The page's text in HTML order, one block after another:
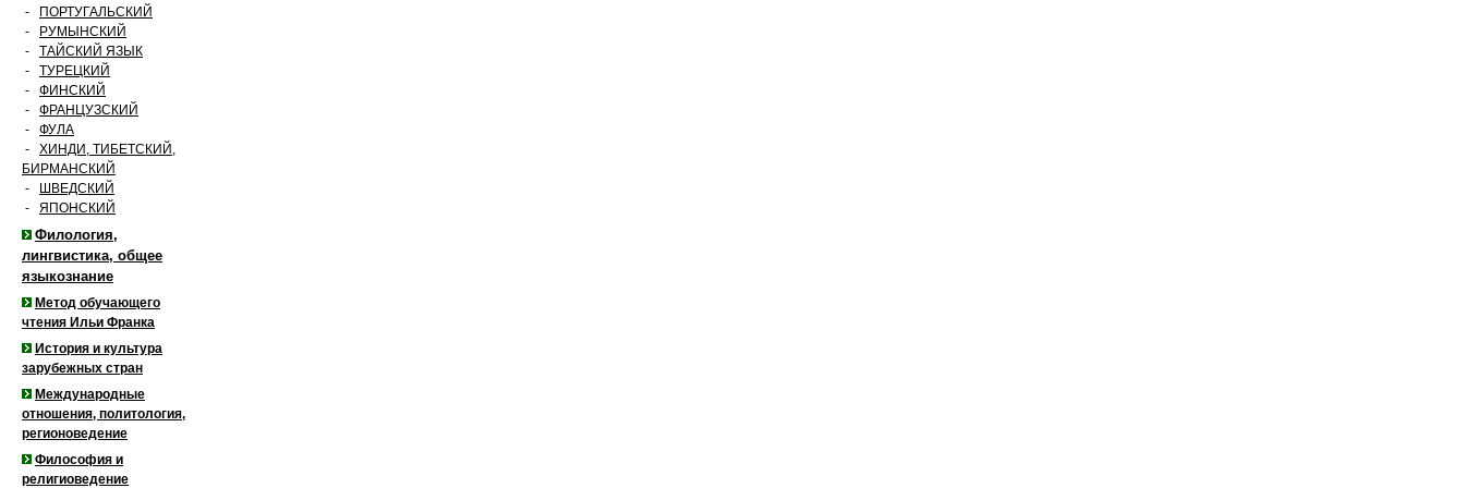
-
ПОРТУГАЛЬСКИЙ
-
РУМЫНСКИЙ
- ТАЙСКИЙ ЯЗЫК
- ТУРЕЦКИЙ
- ФИНСКИЙ
- ФРАНЦУЗСКИЙ
- ФУЛА
- ХИНДИ, ТИБЕТСКИЙ,
БИРМАНСКИЙ
-
ШВЕДСКИЙ
- ЯПОНСКИЙ
Филология,
лингвистика, общее
языкознание
Метод обучающего
чтения Ильи Франка
История и культура
зарубежных стран
Международные
отношения, политология,
регионоведение
Философия и
религиоведение